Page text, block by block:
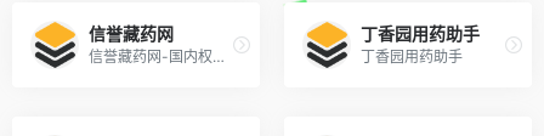
信誉藏药网
信誉藏药网-国内权威的藏药网
丁香园用药助手
丁香园用药助手